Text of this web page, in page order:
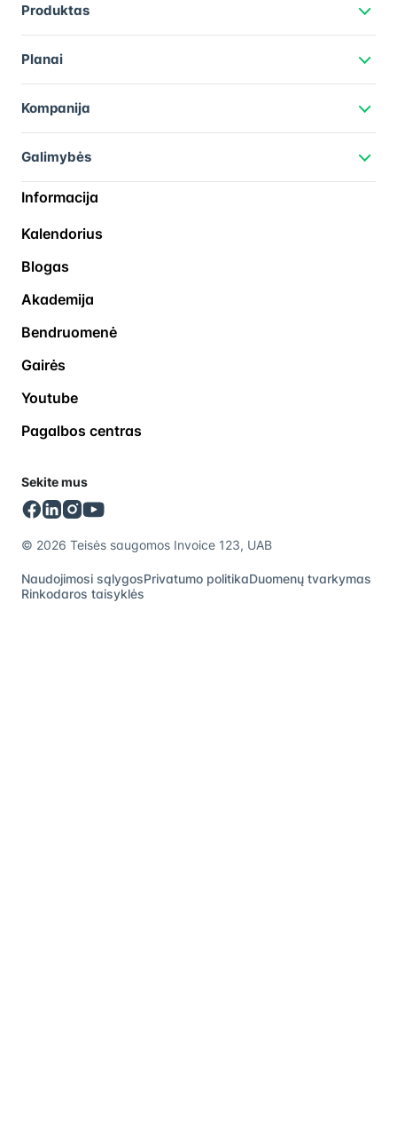
Produktas
Planai
Kompanija
Galimybės
Informacija
Kalendorius
Blogas
Akademija
Bendruomenė
Gairės
Youtube
Pagalbos centras
Sekite mus
© 2026 Teisės saugomos Invoice 123, UAB
Naudojimosi sąlygosPrivatumo politikaDuomenų tvarkymas
Rinkodaros taisyklės